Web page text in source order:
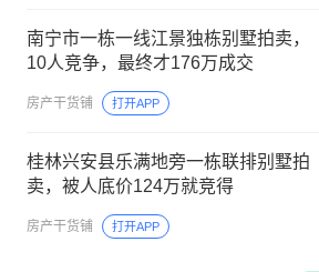
南宁市一栋一线江景独栋别墅拍卖，
10人竞争，最终才176万成交
房产干货铺 打开APP
桂林兴安县乐满地旁一栋联排别墅拍
卖，被人底价124万就竞得
房产干货铺 打开APP